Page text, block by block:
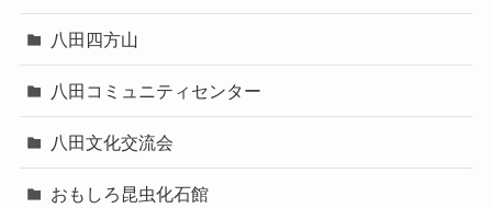
八田四方山
八田コミュニティセンター
八田文化交流会
おもしろ昆虫化石館